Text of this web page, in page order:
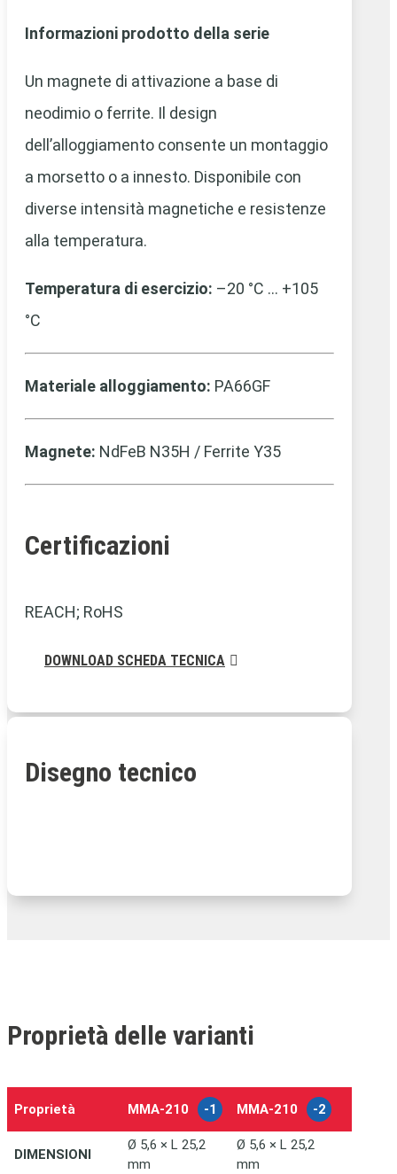
Informazioni prodotto della serie
Un magnete di attivazione a base di
neodimio o ferrite. Il design
dell’alloggiamento consente un montaggio
a morsetto o a innesto. Disponibile con
diverse intensità magnetiche e resistenze
alla temperatura.
Temperatura di esercizio: –20 °C … +105
°C
Materiale alloggiamento: PA66GF
Magnete: NdFeB N35H / Ferrite Y35
Certificazioni
REACH; RoHS
DOWNLOAD SCHEDA TECNICA
Disegno tecnico
Proprietà delle varianti
Proprietà MMA-210 -1 MMA-210 -2
DIMENSIONI
Ø 5,6 × L 25,2
mm
Ø 5,6 × L 25,2
mm